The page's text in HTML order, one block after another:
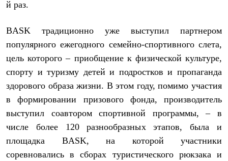
Куртки
Жилеты
Теплое термобелье
Среднее термобелье
Лёгкая одежда
Футболки
Рубашки
Толстовки
Брюки
Шорты
Утепленная пухом
Куртки
й раз.
BASK традиционно уже выступил партнером
популярного ежегодного семейно-спортивного слета,
цель которого – приобщение к физической культуре,
спорту и туризму детей и подростков и пропаганда
здорового образа жизни. В этом году, помимо участия
в формировании призового фонда, производитель
выступил соавтором спортивной программы, – в
числе более 120 разнообразных этапов, была и
площадка BASK, на которой участники
соревновались в сборах туристического рюкзака и